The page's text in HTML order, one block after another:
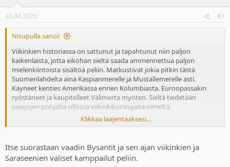
s
:
30.04.2020 #7
Nisupulla sanoi:
Viikinkien historiassa on sattunut ja tapahtunut niin paljon
kaikenlaista, jotta eiköhän sieltä saada ammennettua paljon
mielenkiintoista sisältöä peliin. Matkustivat jokia pitkin tästä
Suomenlahdelta aina Kaspianmerelle ja Mustallemerelle asti.
Käyneet kenties Amerikassa ennen Kolumbiasta. Euroopassakin
ryöstäneet ja kaupitelleet Välimerta myöten. Sieltä tiedetään
saagojen pohjalta silloisia viikinkikuningaita nimeltä.
Eilisen maalauksen linna on yhdistetty anglo-saksien kanssa
pelissä. Siellähän oli pohjoisia alueita viikinkien hallussa pitkäänkin.
Osa saarien nykyasukkaiden perimää on Skandinavian peruja, liekö
jopa viikingeiltä?
Klikkaa laajentaaksesi...
Itse suorastaan vaadin Bysantit ja sen ajan viikinkien ja
Saraseenien väliset kamppailut peliin.